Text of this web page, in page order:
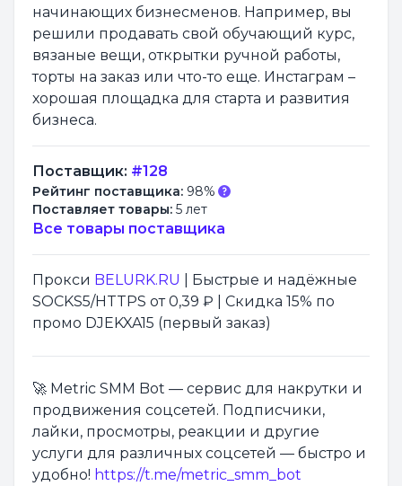
начинающих бизнесменов. Например, вы
решили продавать свой обучающий курс,
вязаные вещи, открытки ручной работы,
торты на заказ или что-то еще. Инстаграм –
хорошая площадка для старта и развития
бизнеса.
Поставщик: #128
Рейтинг поставщика: 98%
Поставляет товары: 5 лет
Все товары поставщика
Прокси BELURK.RU
| Быстрые и надёжные
SOCKS5/HTTPS от 0,39 ₽ | Скидка 15% по
промо DJEKXA15 (первый заказ)
🚀 Metric SMM Bot — сервис для накрутки и
продвижения соцсетей. Подписчики,
лайки, просмотры, реакции и другие
услуги для различных соцсетей — быстро и
удобно! https://t.me/metric_smm_bot